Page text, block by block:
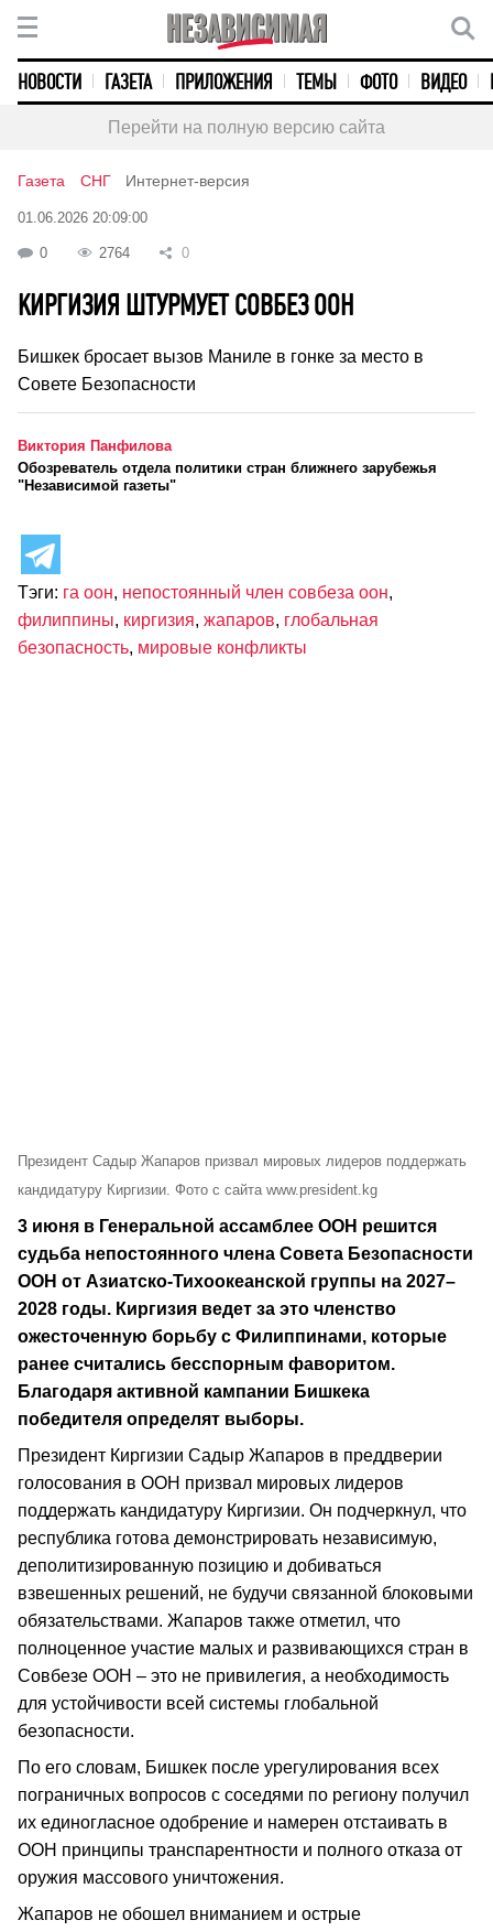
НОВОСТИ ГАЗЕТА ПРИЛОЖЕНИЯ ТЕМЫ ФОТО ВИДЕО
Перейти на полную версию сайта
Газета СНГ Интернет-версия
01.06.2026 20:09:00
0 2764 0
КИРГИЗИЯ ШТУРМУЕТ СОВБЕЗ ООН
Бишкек бросает вызов Маниле в гонке за место в
Совете Безопасности
Виктория Панфилова
Обозреватель отдела политики стран ближнего зарубежья
"Независимой газеты"
Тэги: га оон, непостоянный член совбеза оон,
филиппины, киргизия, жапаров, глобальная
безопасность, мировые конфликты
Президент Садыр Жапаров призвал мировых лидеров поддержать
кандидатуру Киргизии. Фото с сайта www.president.kg
3 июня в Генеральной ассамблее ООН решится
судьба непостоянного члена Совета Безопасности
ООН от Азиатско-Тихоокеанской группы на 2027–
2028 годы. Киргизия ведет за это членство
ожесточенную борьбу с Филиппинами, которые
ранее считались бесспорным фаворитом.
Благодаря активной кампании Бишкека
победителя определят выборы.
Президент Киргизии Садыр Жапаров в преддверии
голосования в ООН призвал мировых лидеров
поддержать кандидатуру Киргизии. Он подчеркнул, что
республика готова демонстрировать независимую,
деполитизированную позицию и добиваться
взвешенных решений, не будучи связанной блоковыми
обязательствами. Жапаров также отметил, что
полноценное участие малых и развивающихся стран в
Совбезе ООН – это не привилегия, а необходимость
для устойчивости всей системы глобальной
безопасности.
По его словам, Бишкек после урегулирования всех
пограничных вопросов с соседями по региону получил
их единогласное одобрение и намерен отстаивать в
ООН принципы транспарентности и полного отказа от
оружия массового уничтожения.
Жапаров не обошел вниманием и острые